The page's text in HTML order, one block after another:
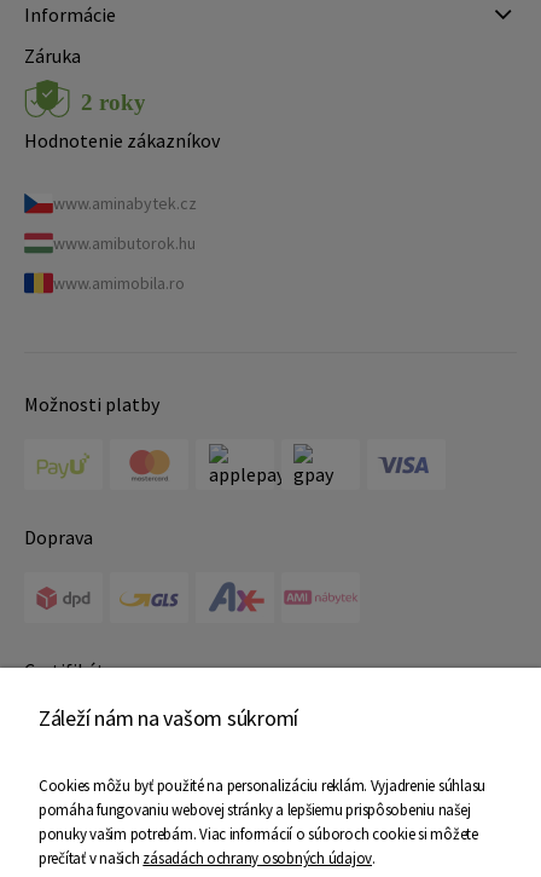
Informácie
Záruka
Hodnotenie zákazníkov
www.aminabytek.cz
www.amibutorok.hu
www.amimobila.ro
Možnosti platby
Doprava
Certifikáty
Copyright © 2025 Ami Nábytok - Všetky práva vyhradené
Záleží nám na vašom súkromí
Cookies môžu byť použité na personalizáciu reklám. Vyjadrenie súhlasu
pomáha fungovaniu webovej stránky a lepšiemu prispôsobeniu našej
ponuky vašim potrebám. Viac informácií o súboroch cookie si môžete
prečítať v našich zásadách ochrany osobných údajov.